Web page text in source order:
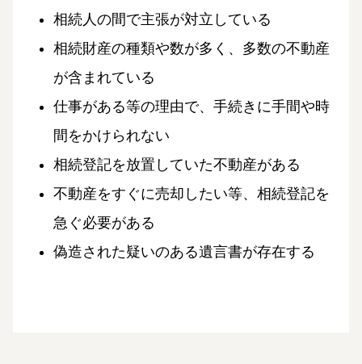
相続人の間で主張が対立している
相続財産の種類や数が多く、多数の不動産
が含まれている
仕事がある等の理由で、手続きに手間や時
間をかけられない
相続登記を放置していた不動産がある
不動産をすぐに売却したい等、相続登記を
急ぐ必要がある
偽造された疑いのある遺言書が存在する